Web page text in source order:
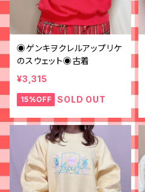
◉ゲンキヲクレルアップリケ
のスウェット◉古着
¥3,315
15%OFF SOLD OUT